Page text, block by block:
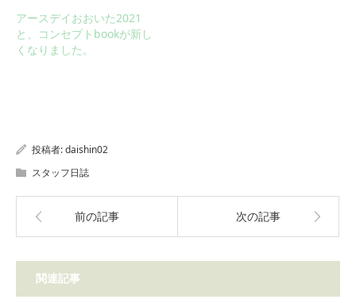
アースデイおおいた2021
と、コンセプトbookが新し
くなりました。
投稿者:daishin02
スタッフ日誌
前の記事 次の記事
関連記事